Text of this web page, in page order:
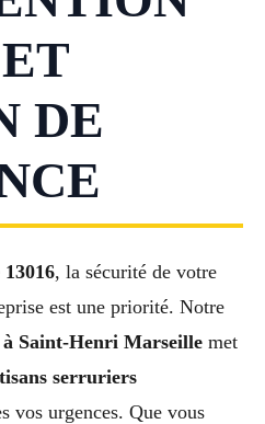
DE
, la sécurité de votre
est une priorité. Notre
Saint-Henri Marseille met
serruriers
vos urgences. Que vous